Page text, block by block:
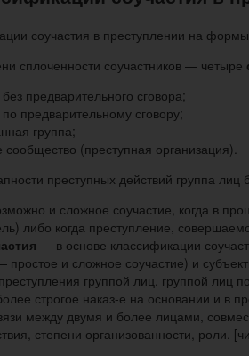
сплоченности соучастников — четыре
предва­рительного сговора;
предварительному сговору;
группа;
сообщество (преступная ор­ганизация).
преступных действий группа лиц
и слож­ное соучастие, когда в
либо когда преступление,
— в основе классификации
и сложное соучастие) и
группой лиц, группой лиц
строгое наказ-е на основании и
между двумя и более лицами,
степени организованности, роли.